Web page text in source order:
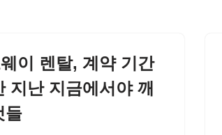
이 렌탈, 계약 기간
지난 지금에서야 깨
들